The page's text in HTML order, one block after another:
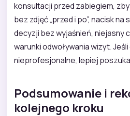
konsultacji przed zabiegiem,
bez zdjęć „przed i po”, nacisk
decyzji bez wyjaśnień, niejasny
warunki odwoływania wizyt.
nieprofesjonalne, lepiej
Podsumowanie i
kolejnego kroku